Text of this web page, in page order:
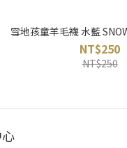
雪地孩童羊毛襪 水藍
NT$250
NT$250